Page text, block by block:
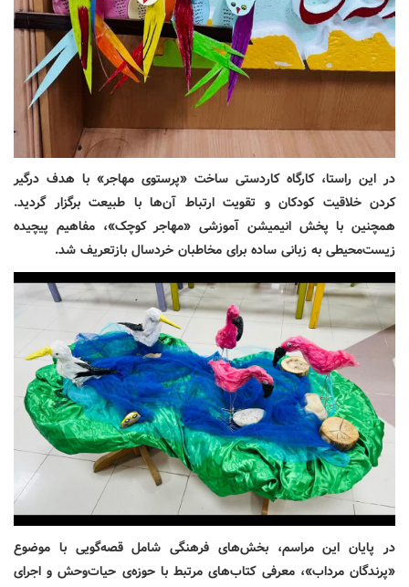
در این راستا، کارگاه کاردستی ساخت «پرستوی مهاجر» با هدف درگیر
کردن خلاقیت کودکان و تقویت ارتباط آن‌ها با طبیعت برگزار گردید.
همچنین با پخش انیمیشن آموزشی «مهاجر کوچک»، مفاهیم پیچیده
زیست‌محیطی به زبانی ساده برای مخاطبان خردسال بازتعریف شد.
در پایان این مراسم، بخش‌های فرهنگی شامل قصه‌گویی با موضوع
«پرندگان مرداب»، معرفی کتاب‌های مرتبط با حوزه‌ی حیات‌وحش و اجرای